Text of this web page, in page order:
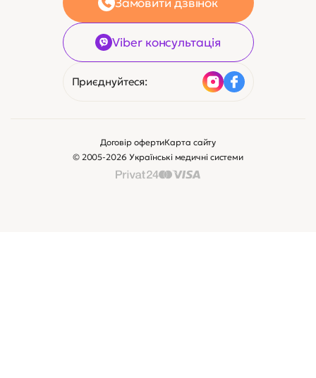
Viber консультація
Приєднуйтеся:
© 2005-2026 Українські медичні системи
Договір офертиКарта сайту